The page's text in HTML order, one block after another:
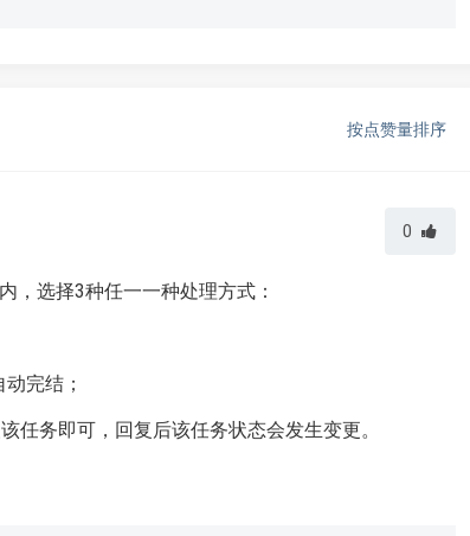
按点赞量排序
0
，选择3种任一一种处理方式：
完结；
任务即可，回复后该任务状态会发生变更。